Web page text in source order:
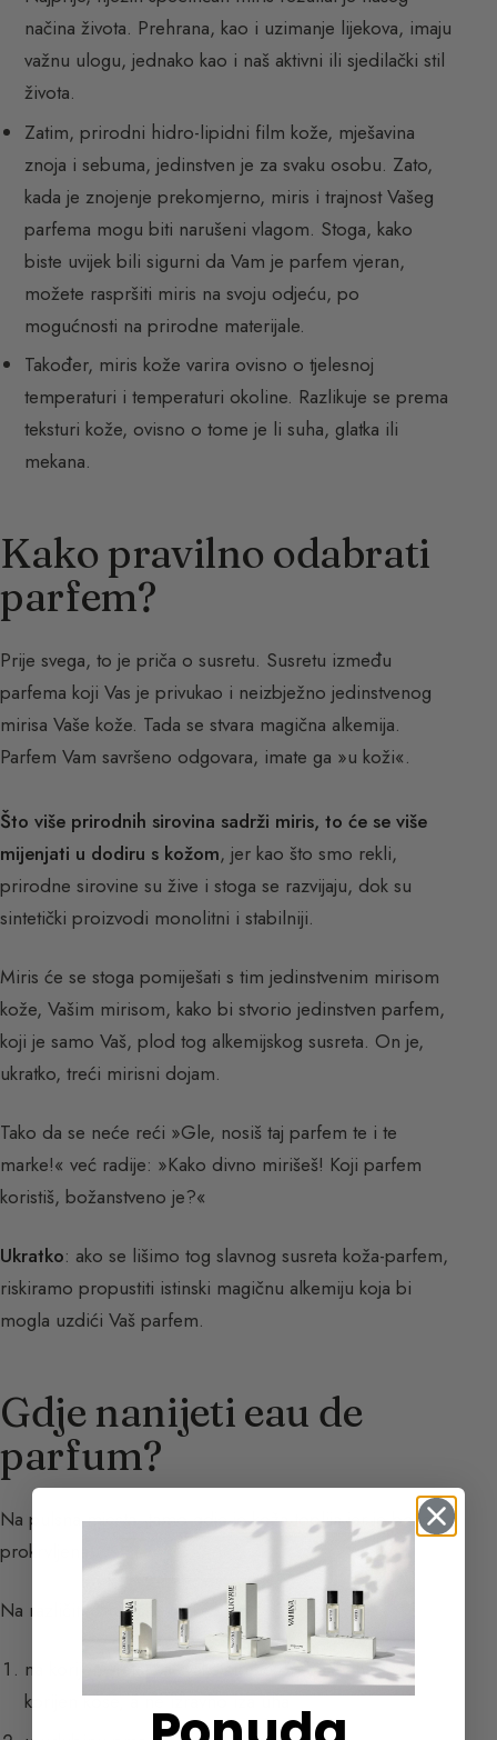
načina života. Prehrana, kao i uzimanje lijekova, imaju
važnu ulogu, jednako kao i naš aktivni ili sjedilački stil
života.
Zatim, prirodni hidro-lipidni film kože, mješavina
znoja i sebuma, jedinstven je za svaku osobu. Zato,
kada je znojenje prekomjerno, miris i trajnost Vašeg
parfema mogu biti narušeni vlagom. Stoga, kako
biste uvijek bili sigurni da Vam je parfem vjeran,
možete raspršiti miris na svoju odjeću, po
mogućnosti na prirodne materijale.
Također, miris kože varira ovisno o tjelesnoj
temperaturi i temperaturi okoline. Razlikuje se prema
teksturi kože, ovisno o tome je li suha, glatka ili
mekana.
Kako pravilno odabrati
parfem?
Prije svega, to je priča o susretu. Susretu između
parfema koji Vas je privukao i neizbježno jedinstvenog
mirisa Vaše kože. Tada se stvara magična alkemija.
Parfem Vam savršeno odgovara, imate ga »u koži«.
Što više prirodnih sirovina sadrži miris, to će se više
mijenjati u dodiru s kožom, jer kao što smo rekli,
prirodne sirovine su žive i stoga se razvijaju, dok su
sintetički proizvodi monolitni i stabilniji.
Miris će se stoga pomiješati s tim jedinstvenim mirisom
kože, Vašim mirisom, kako bi stvorio jedinstven parfem,
koji je samo Vaš, plod tog alkemijskog susreta. On je,
ukratko, treći mirisni dojam.
Tako da se neće reći »Gle, nosiš taj parfem te i te
marke!« već radije: »Kako divno mirišeš! Koji parfem
koristiš, božanstveno je?«
Ukratko: ako se lišimo tog slavnog susreta koža-parfem,
riskiramo propustiti istinski magičnu alkemiju koja bi
mogla uzdići Vaš parfem.
Gdje nanijeti eau de
parfum?
Na pulsna mjesta, tamo gdje je koža toplija jer je bolje
prokrvljena.
Na različite strateške točke:
na korijen vrata, sa svake strane pri bazi uha, na
korijen kose, a ne izravno iza uha